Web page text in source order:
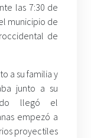
las 7:30 de
municipio de
de
a su familia y
junto a su
llegó el
empezó a
proyectiles